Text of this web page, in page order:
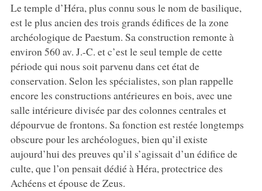
Le temple d’Héra, plus connu sous le nom de basilique,
est le plus ancien des trois grands édifices de la zone
archéologique de Paestum. Sa construction remonte à
environ 560 av. J.-C. et c’est le seul temple de cette
période qui nous soit parvenu dans cet état de
conservation. Selon les spécialistes, son plan rappelle
encore les constructions antérieures en bois, avec une
salle intérieure divisée par des colonnes centrales et
dépourvue de frontons. Sa fonction est restée longtemps
obscure pour les archéologues, bien qu’il existe
aujourd’hui des preuves qu’il s’agissait d’un édifice de
culte, que l’on pensait dédié à Héra, protectrice des
Achéens et épouse de Zeus.